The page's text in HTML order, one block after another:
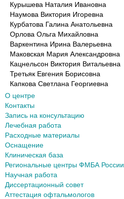
Курышева Наталия Ивановна
Наумова Виктория Игоревна
Курбатова Галина Анатольевна
Орлова Ольга Михайловна
Варкентина Ирина Валерьевна
Маковская Мария Александровна
Кацнельсон Виктория Витальевна
Третьяк Евгения Борисовна
Капкова Светлана Георгиевна
О центре
Контакты
Запись на консультацию
Лечебная работа
Расходные материалы
Оснащение
Клиническая база
Региональные центры ФМБА России
Научная работа
Диссертационный совет
Аттестация офтальмологов